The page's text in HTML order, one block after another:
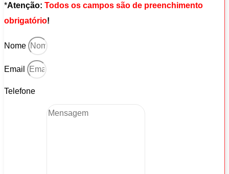
*Atenção: Todos os campos são de preenchimento
obrigatório!
Nome
Email
Telefone